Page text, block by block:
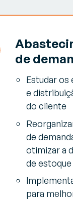
de
Estudar os
e
do cliente
de
otimizar a
de estoque
para